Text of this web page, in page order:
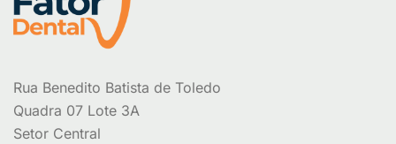
Rua Benedito Batista de Toledo
Quadra 07 Lote 3A
Setor Central